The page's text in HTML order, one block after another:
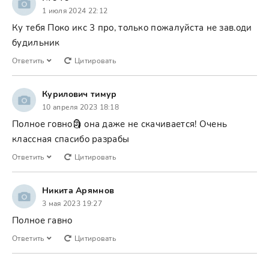
1 июля 2024 22:12
Ку тебя Поко икс 3 про, только пожалуйста не зав.оди
будильник
Ответить Цитировать
Курилович тимур
10 апреля 2023 18:18
Полное говно🗿 она даже не скачивается! Очень
классная спасибо разрабы
Ответить Цитировать
Никита Арямнов
3 мая 2023 19:27
Полное гавно
Ответить Цитировать